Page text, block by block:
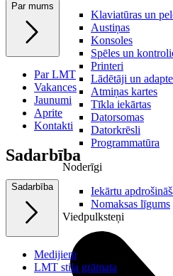
Klaviatūras un
Austiņas
Konsoles
Spēles un
Printeri
Lādētāji un
Atmiņas kartes
Tīkla iekārtas
Datorsomas
Datorkrēsli
Programmatūra
Noderīgi
Iekārtu
Nomaksas līgums
Viedpulksteņi
Par mums
Par LMT
Vakances
Jaunumi
Aprite
Kontakti
Sadarbība
Sadarbība
Medijiem
LMT stila grāmata